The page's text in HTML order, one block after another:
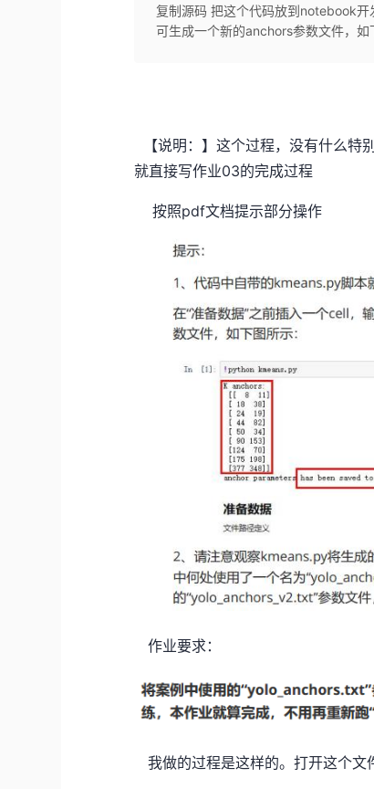
复制源码 把这个代码放到notebook
可生成一个新的anchors参数文件，如
【说明：】这个过程，没有什么特
就直接写作业03的完成过程
按照pdf文档提示部分操作
作业要求：
我做的过程是这样的。打开这个文